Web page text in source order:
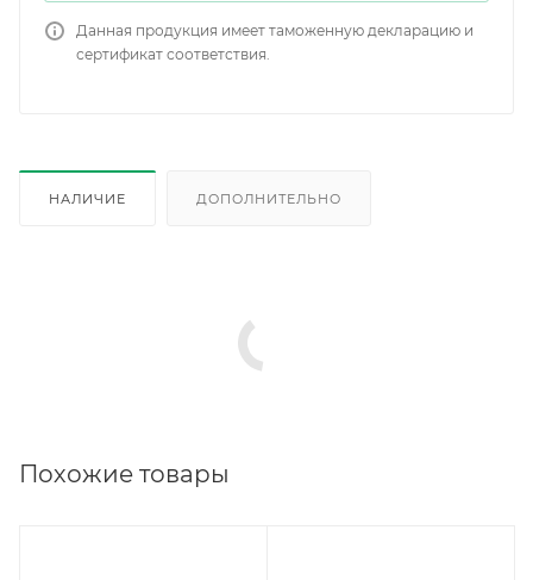
Данная продукция имеет таможенную декларацию и
сертификат соответствия.
НАЛИЧИЕ ДОПОЛНИТЕЛЬНО
Похожие товары